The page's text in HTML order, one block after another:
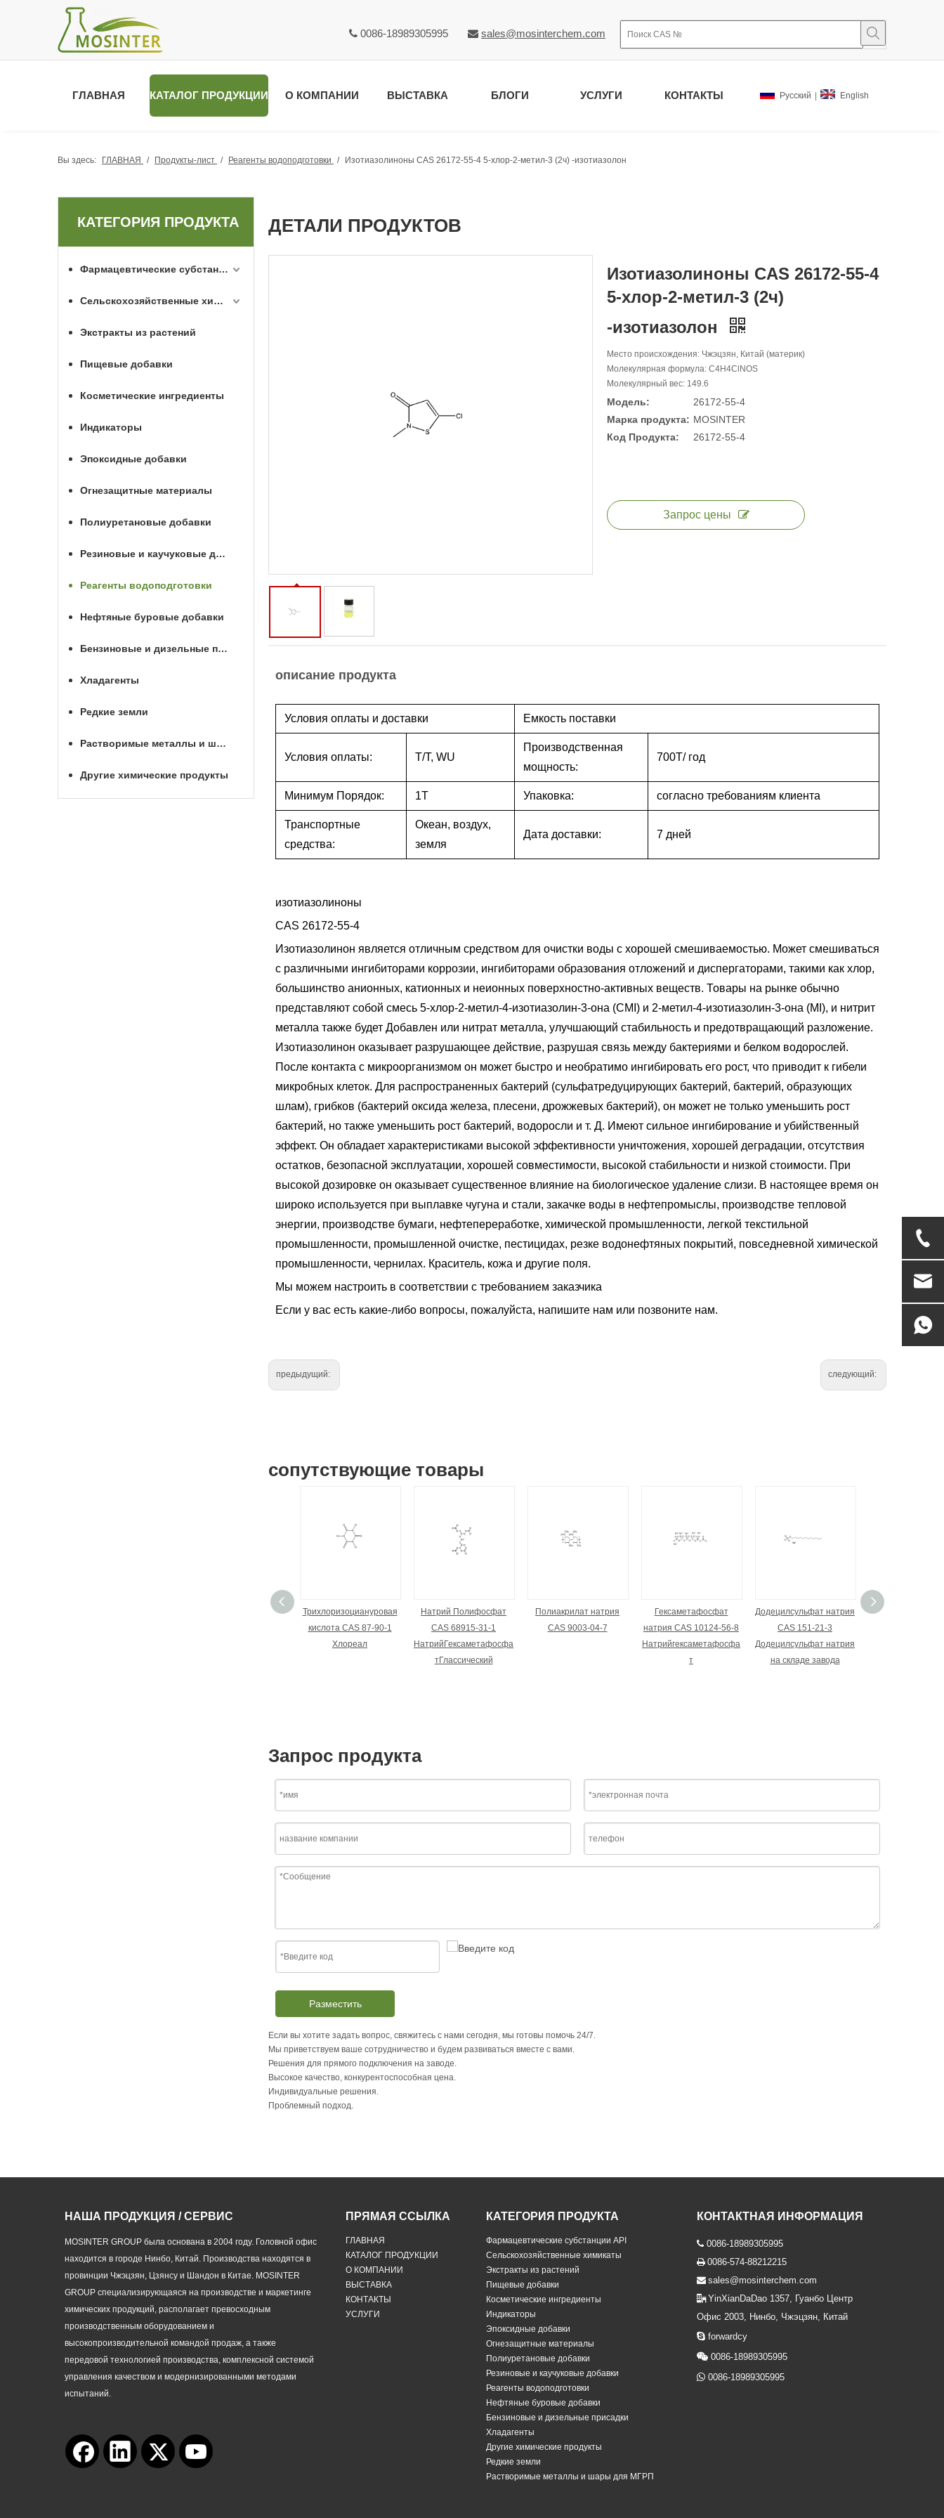
 0086-18989305995  sales@mosinterchem.com
ГЛАВНАЯ КАТАЛОГ ПРОДУКЦИИ О КОМПАНИИ ВЫСТАВКА БЛОГИ УСЛУГИ КОНТАКТЫ Pусский English
Вы здесь: ГЛАВНАЯ / Продукты-лист / Реагенты водоподготовки / Изотиазолиноны CAS 26172-55-4 5-хлор-2-метил-3 (2ч) -изотиазолон
КАТЕГОРИЯ ПРОДУКТА
Фармацевтические субстанции API
Сельскохозяйственные химикаты
Экстракты из растений
Пищевые добавки
Косметические ингредиенты
Индикаторы
Эпоксидные добавки
Огнезащитные материалы
Полиуретановые добавки
Резиновые и каучуковые добавки
Реагенты водоподготовки
Нефтяные буровые добавки
Бензиновые и дизельные присадки
Хладагенты
Редкие земли
Растворимые металлы и шары для МГРП
Другие химические продукты
ДЕТАЛИ ПРОДУКТОВ
Изотиазолиноны CAS 26172-55-4
5-хлор-2-метил-3 (2ч)
-изотиазолон
Место происхождения: Чжэцзян, Китай (материк)
Молекулярная формула: C4H4ClNOS
Молекулярный вес: 149.6
Модель:
26172-55-4
Марка продукта: MOSINTER
Код Продукта:
26172-55-4
Запрос цены
описание продукта
Условия оплаты и доставки Емкость поставки
Условия оплаты: T/T, WU
Производственная
мощность:
700T/ год
Минимум Порядок: 1T Упаковка: согласно требованиям клиента
Транспортные
средства:
Океан, воздух,
земля
Дата доставки: 7 дней
изотиазолиноны
CAS 26172-55-4
Изотиазолинон является отличным средством для очистки воды с хорошей смешиваемостью. Может смешиваться
с различными ингибиторами коррозии, ингибиторами образования отложений и диспергаторами, такими как хлор,
большинство анионных, катионных и неионных поверхностно-активных веществ. Товары на рынке обычно
представляют собой смесь 5-хлор-2-метил-4-изотиазолин-3-она (CMI) и 2-метил-4-изотиазолин-3-она (MI), и нитрит
металла также будет Добавлен или нитрат металла, улучшающий стабильность и предотвращающий разложение.
Изотиазолинон оказывает разрушающее действие, разрушая связь между бактериями и белком водорослей.
После контакта с микроорганизмом он может быстро и необратимо ингибировать его рост, что приводит к гибели
микробных клеток. Для распространенных бактерий (сульфатредуцирующих бактерий, бактерий, образующих
шлам), грибков (бактерий оксида железа, плесени, дрожжевых бактерий), он может не только уменьшить рост
бактерий, но также уменьшить рост бактерий, водоросли и т. Д. Имеют сильное ингибирование и убийственный
эффект. Он обладает характеристиками высокой эффективности уничтожения, хорошей деградации, отсутствия
остатков, безопасной эксплуатации, хорошей совместимости, высокой стабильности и низкой стоимости. При
высокой дозировке он оказывает существенное влияние на биологическое удаление слизи. В настоящее время он
широко используется при выплавке чугуна и стали, закачке воды в нефтепромыслы, производстве тепловой
энергии, производстве бумаги, нефтепереработке, химической промышленности, легкой текстильной
промышленности, промышленной очистке, пестицидах, резке водонефтяных покрытий, повседневной химической
промышленности, чернилах. Краситель, кожа и другие поля.
Мы можем настроить в соответствии с требованием заказчика
Если у вас есть какие-либо вопросы, пожалуйста, напишите нам или позвоните нам.
предыдущий: следующий:
сопутствующие товары
Трихлоризоциануровая
кислота CAS 87-90-1
Хлореал
Натрий Полифосфат
CAS 68915-31-1
НатрийГексаметафосфа
тГлассический
Полиакрилат натрия
CAS 9003-04-7
Гексаметафосфат
натрия CAS 10124-56-8
Натрийгексаметафосфа
т
Додецилсульфат натрия
CAS 151-21-3
Додецилсульфат натрия
на складе завода
Перкарбонат
Запрос продукта
Разместить
Если вы хотите задать вопрос, свяжитесь с нами сегодня, мы готовы помочь 24/7.
Мы приветствуем ваше сотрудничество и будем развиваться вместе с вами.
Решения для прямого подключения на заводе.
Высокое качество, конкурентоспособная цена.
Индивидуальные решения.
Проблемный подход.
НАША ПРОДУКЦИЯ / СЕРВИС
MOSINTER GROUP была основана в 2004 году. Головной офис
находится в городе Нинбо, Китай. Производства находятся в
провинции Чжэцзян, Цзянсу и Шандон в Китае. MOSINTER
GROUP специализирующаяся на производстве и маркетинге
химических продукций, располагает превосходным
производственным оборудованием и
высокопроизводительной командой продаж, а также
передовой технологией производства, комплексной системой
управления качеством и модернизированными методами
испытаний.
ПРЯМАЯ ССЫЛКА
ГЛАВНАЯ
КАТАЛОГ ПРОДУКЦИИ
О КОМПАНИИ
ВЫСТАВКА
КОНТАКТЫ
УСЛУГИ
КАТЕГОРИЯ ПРОДУКТА
Фармацевтические субстанции API
Сельскохозяйственные химикаты
Экстракты из растений
Пищевые добавки
Косметические ингредиенты
Индикаторы
Эпоксидные добавки
Огнезащитные материалы
Полиуретановые добавки
Резиновые и каучуковые добавки
Реагенты водоподготовки
Нефтяные буровые добавки
Бензиновые и дизельные присадки
Хладагенты
Другие химические продукты
Редкие земли
Растворимые металлы и шары для МГРП
КОНТАКТНАЯ ИНФОРМАЦИЯ
 0086-18989305995
 0086-574-88212215
 sales@mosinterchem.com
YinXianDaDao 1357, Гуанбо Центр
Офис 2003, Нинбо, Чжэцзян, Китай
 forwardcy
 0086-18989305995
 0086-18989305995